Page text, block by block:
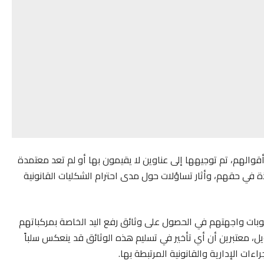
تم توجيهها إلى عناوين لا يقيمون بها أو لم تعد معتمدة
في حقهم، وأثار تساؤلات حول مدى احترام الشكليات القانونية
واجهتهم في الحصول على وثائق رفع اليد الخاصة بمركباتهم
معتبرين أن أي تأخير في تسليم هذه الوثائق قد ينعكس سلباً
الإدارية والقانونية المرتبطة بها.